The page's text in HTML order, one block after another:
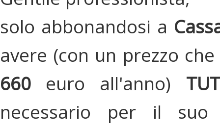
solo abbonandosi a
avere (con un prezzo
660 euro all'anno)
necessario per il suo